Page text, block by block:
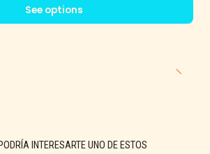
See options
INTERESARTE UNO DE ESTOS